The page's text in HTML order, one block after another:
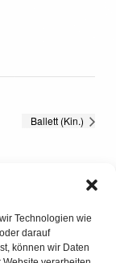
Technologien wie
darauf
können wir Daten
Ballett (Kin.)